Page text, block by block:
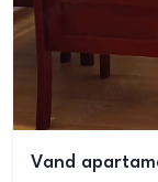
Vand